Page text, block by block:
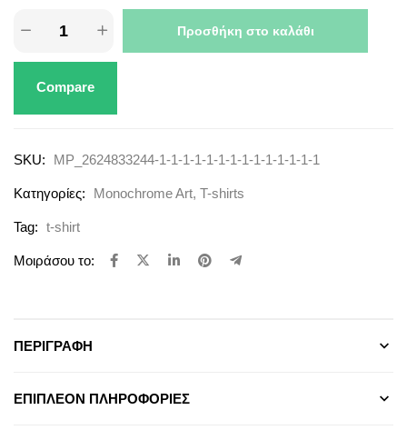
Προσθήκη στο καλάθι
Compare
SKU: MP_2624833244-1-1-1-1-1-1-1-1-1-1-1-1-1-1
Κατηγορίες: Monochrome Art, T-shirts
Tag: t-shirt
Μοιράσου το:
ΠΕΡΙΓΡΑΦΉ
ΕΠΙΠΛΈΟΝ ΠΛΗΡΟΦΟΡΊΕΣ